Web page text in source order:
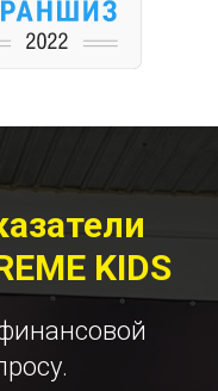
KIDS